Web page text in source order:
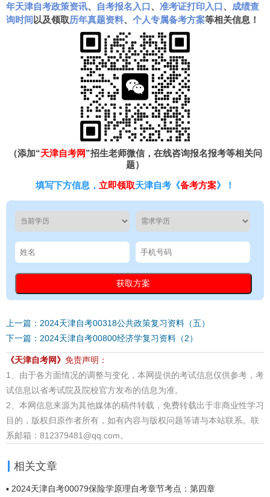
年天津自考政策资讯、 自考报名入口、 准考证打印入口、 成绩查
询时间 以及领取历年真题资料、 个人专属备考方案等相关信息！
（添加“天津自考网”招生老师微信，在线咨询报名报考等相关问
题）
填写下方信息， 立即领取天津自考《备考方案》！
上一篇：2024天津自考00318公共政策复习资料（五）
下一篇：2024天津自考00800经济学复习资料（2）
《天津自考网》 免责声明：
1、由于各方面情况的调整与变化，本网提供的考试信息仅供参考，考
试信息以省考试院及院校官方发布的信息为准。
2、本网信息来源为其他媒体的稿件转载，免费转载出于非商业性学习
目的，版权归原作者所有，如有内容与版权问题等请与本站联系。联
系邮箱：812379481@qq.com。
相关文章
▪ 2024天津自考00079保险学原理自考章节考点：第四章